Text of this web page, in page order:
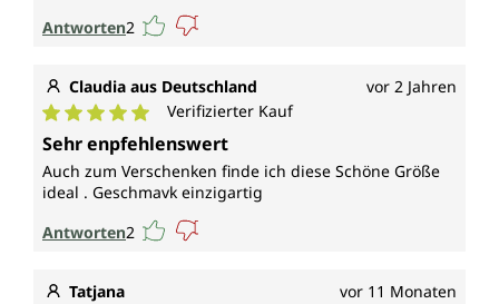
Antworten2
Claudia aus Deutschland vor 2 Jahren
Durchschnittliche Bewertung von 5 von 5 Sternen
Verifizierter Kauf
Sehr enpfehlenswert
Auch zum Verschenken finde ich diese Schöne Größe
ideal . Geschmavk einzigartig
Antworten2
Tatjana vor 11 Monaten